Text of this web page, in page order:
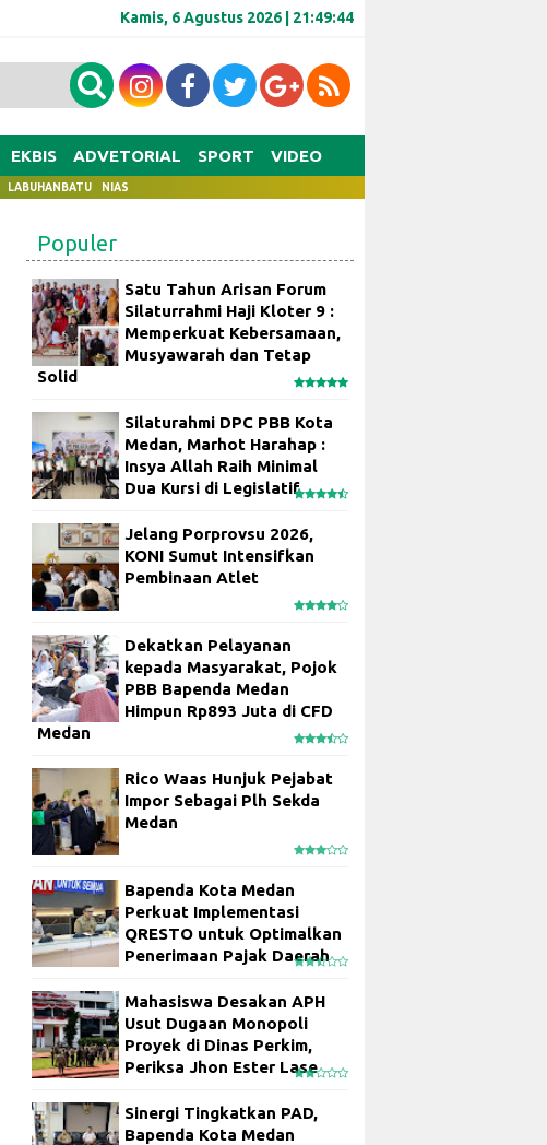
Kamis, 6 Agustus 2026 | 21:49:44
EKBIS ADVETORIAL SPORT VIDEO
LABUHANBATU NIAS
Populer
Satu Tahun Arisan Forum
Silaturrahmi Haji Kloter 9 :
Memperkuat Kebersamaan,
Musyawarah dan Tetap
Solid
Silaturahmi DPC PBB Kota
Medan, Marhot Harahap :
Insya Allah Raih Minimal
Dua Kursi di Legislatif
Jelang Porprovsu 2026,
KONI Sumut Intensifkan
Pembinaan Atlet
Dekatkan Pelayanan
kepada Masyarakat, Pojok
PBB Bapenda Medan
Himpun Rp893 Juta di CFD
Medan
Rico Waas Hunjuk Pejabat
Impor Sebagai Plh Sekda
Medan
Bapenda Kota Medan
Perkuat Implementasi
QRESTO untuk Optimalkan
Penerimaan Pajak Daerah
Mahasiswa Desakan APH
Usut Dugaan Monopoli
Proyek di Dinas Perkim,
Periksa Jhon Ester Lase
Sinergi Tingkatkan PAD,
Bapenda Kota Medan